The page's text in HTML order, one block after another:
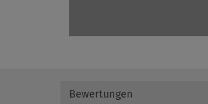
Bewertungen